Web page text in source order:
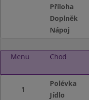
Příloha
Doplněk
Nápoj
Menu Chod
1
Polévka
Jídlo